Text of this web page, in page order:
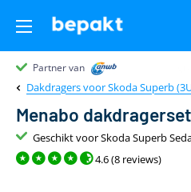
22.00uur
Partner van
Partner van
Klantenbeoordeling 9.4
Dakdragers voor Skoda Superb
Menabo
Geschikt voor Skoda Superb
4.6 (8 reviews)